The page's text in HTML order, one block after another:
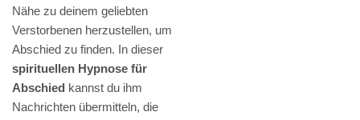
Nähe zu deinem geliebten
Verstorbenen herzustellen, um
Abschied zu finden. In dieser
spirituellen Hypnose für
Abschied kannst du ihm
Nachrichten übermitteln, die